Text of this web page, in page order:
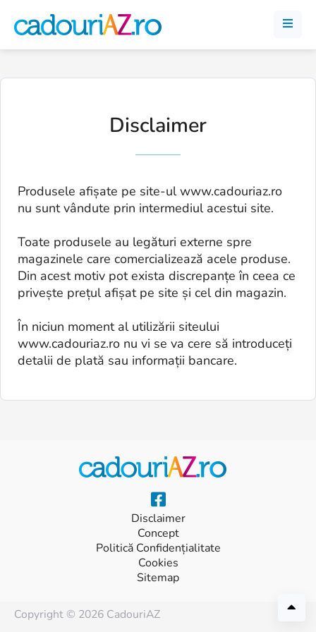
Disclaimer
Produsele afișate pe site-ul www.cadouriaz.ro
nu sunt vândute prin intermediul acestui site.
Toate produsele au legături externe spre
magazinele care comercializează acele produse.
Din acest motiv pot exista discrepanțe în ceea ce
privește prețul afișat pe site și cel din magazin.
În niciun moment al utilizării siteului
www.cadouriaz.ro nu vi se va cere să introduceți
detalii de plată sau informații bancare.
Disclaimer
Concept
Politică Confidențialitate
Cookies
Sitemap
Copyright © 2026 CadouriAZ